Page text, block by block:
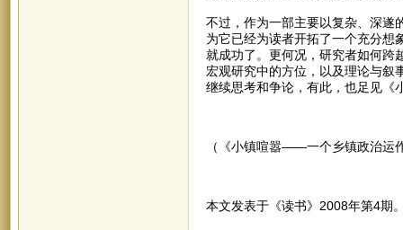
不过，作为一部主要以复杂、深遂
为它已经为读者开拓了一个充分想
就成功了。更何况，研究者如何跨
宏观研究中的方位，以及理论与叙
继续思考和争论，有此，也足见《
（《小镇喧嚣——一个乡镇政治运
本文发表于《读书》2008年第4期